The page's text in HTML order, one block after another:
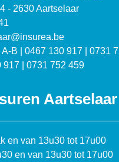
- 2630 Aartselaar
B | 0467 130 917 | 0731
917 | 0731 752 459
Aartselaar
en van 13u30 tot 17u00
en van 13u30 tot 17u00